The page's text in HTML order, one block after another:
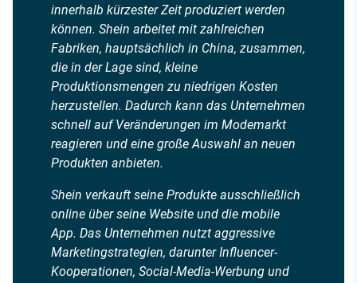
innerhalb kürzester Zeit produziert werden
können. Shein arbeitet mit zahlreichen
Fabriken, hauptsächlich in China, zusammen,
die in der Lage sind, kleine
Produktionsmengen zu niedrigen Kosten
herzustellen. Dadurch kann das Unternehmen
schnell auf Veränderungen im Modemarkt
reagieren und eine große Auswahl an neuen
Produkten anbieten.
Shein verkauft seine Produkte ausschließlich
online über seine Website und die mobile
App. Das Unternehmen nutzt aggressive
Marketingstrategien, darunter Influencer-
Kooperationen, Social-Media-Werbung und